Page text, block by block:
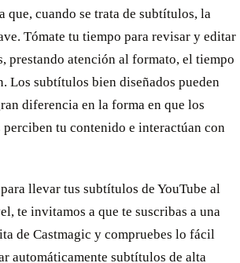
que, cuando se trata de subtítulos, la
Tómate tu tiempo para revisar y editar
prestando atención al formato, el tiempo
Los subtítulos bien diseñados pueden
diferencia en la forma en que los
perciben tu contenido e interactúan con
llevar tus subtítulos de YouTube al
te invitamos a que te suscribas a una
de Castmagic y compruebes lo fácil
automáticamente subtítulos de alta